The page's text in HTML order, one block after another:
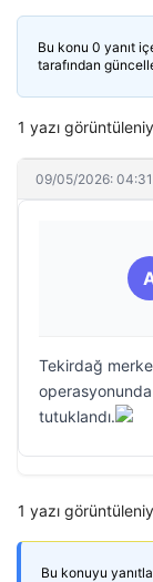
Bu konu 0 yanıt
tarafından
1 yazı
09/05/2026: 04:31
Tekirdağ
operasyonunda
tutuklandı.
1 yazı
Bu konuyu